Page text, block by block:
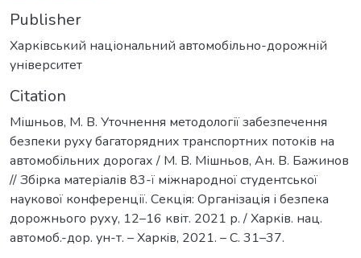
Publisher
Харківський національний автомобільно-дорожній
університет
Citation
Мішньов, М. В. Уточнення методології забезпечення
безпеки руху багаторядних транспортних потоків на
автомобільних дорогах / М. В. Мішньов, Ан. В. Бажинов
// Збірка матеріалів 83-ї міжнародної студентської
наукової конференції. Секція: Організація і безпека
дорожнього руху, 12–16 квіт. 2021 р. / Харків. нац.
автомоб.-дор. ун-т. – Харкiв, 2021. – С. 31–37.